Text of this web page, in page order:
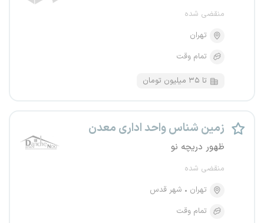
منقضی شده
تهران
تمام وقت
تا ۳۵ میلیون تومان
زمین‌ شناس واحد اداری معدن
ظهور دریچه نو
منقضی شده
تهران
شهر قدس
تمام وقت